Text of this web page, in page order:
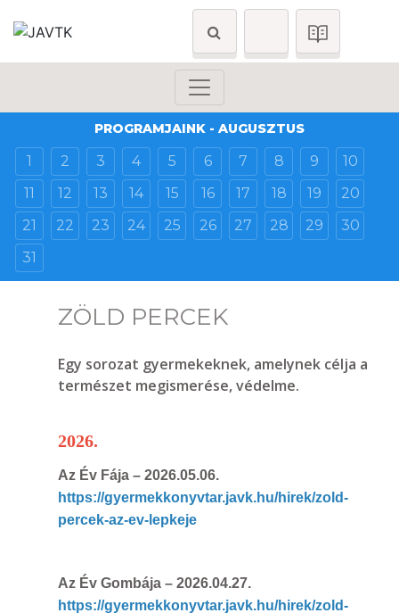
PROGRAMJAINK - AUGUSZTUS
1 2 3 4 5 6 7 8 9
10
11
12 13 14 15 16 17 18 19
20
21
22 23 24 25 26 27 28 29
30
31
ZÖLD PERCEK
Egy sorozat gyermekeknek, amelynek célja a
természet megismerése, védelme.
2026.
Az Év Fája – 2026.05.06.
https://gyermekkonyvtar.javk.hu/hirek/zold-
percek-az-ev-lepkeje
Az Év Gombája – 2026.04.27.
https://gyermekkonyvtar.javk.hu/hirek/zold-